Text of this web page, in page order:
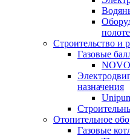
Строительство и
Газовые
назначения
Отопительное
Газовые